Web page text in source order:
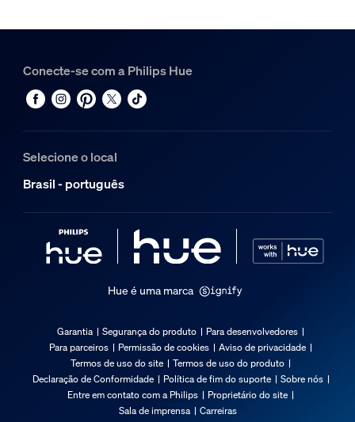
Conecte-se com a Philips Hue
Selecione o local
Brasil - português
Hue é uma marca
Garantia Segurança do produto
Para desenvolvedores
Para parceiros
Permissão de cookies
Aviso de privacidade
Termos de uso do site
Termos de uso do produto
Declaração de Conformidade
Política de fim do suporte
Sobre nós
Entre em contato com a Philips
Proprietário do site
Sala de imprensa
Carreiras